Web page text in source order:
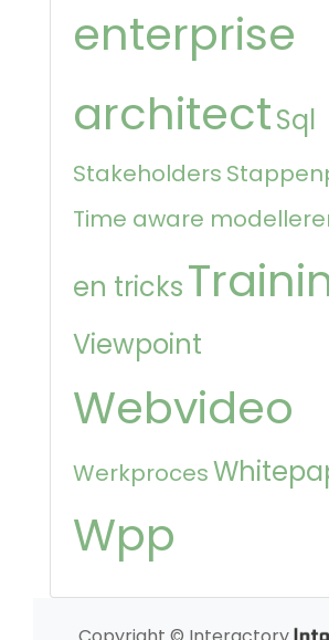
enterprise
architectSql
Stakeholders
Time aware
en tricks
Viewpoint
Webvideo
Werkproces
Wpp